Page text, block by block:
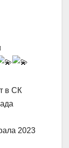
в СК
2023